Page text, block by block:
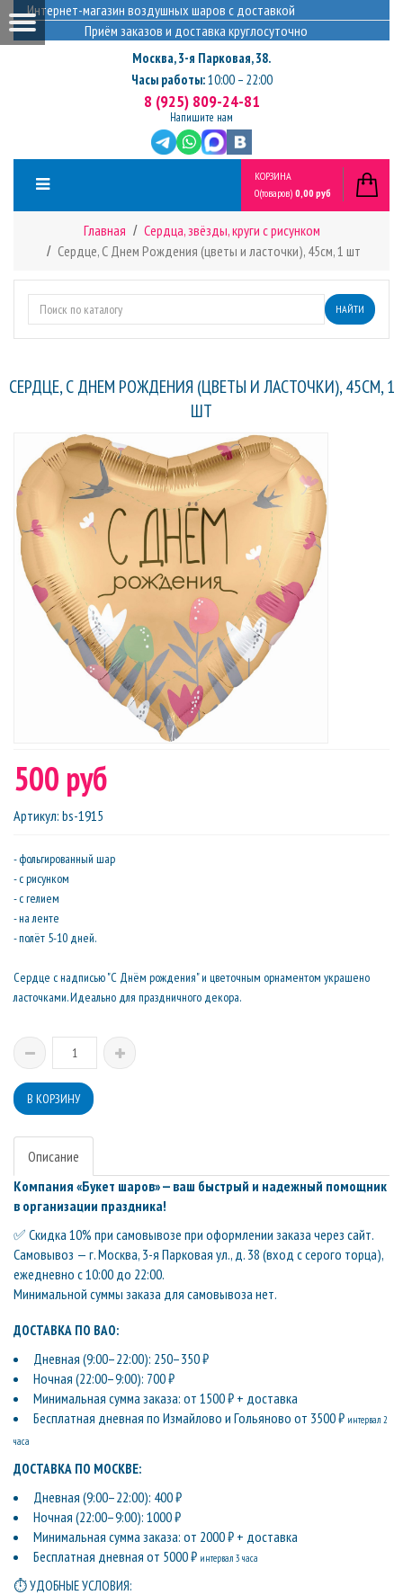
Интернет-магазин воздушных шаров с доставкой
Приём заказов и доставка круглосуточно
Москва,3-я Парковая, 38.
Часы работы:10:00 – 22:00
8 (925) 809-24-81
Напишите нам
КОРЗИНА
0(товаров) 0,00 руб
Главная
Сердца, звёзды, круги с рисунком
Сердце, С Днем Рождения (цветы и ласточки), 45см, 1 шт
НАЙТИ
СЕРДЦЕ, С ДНЕМ РОЖДЕНИЯ (ЦВЕТЫ И ЛАСТОЧКИ), 45СМ, 1
ШТ
500 руб
Артикул: bs-1915
- фольгированный шар
- с рисунком
- с гелием
- на ленте
- полёт 5-10 дней.
Сердце с надписью "С Днём рождения" и цветочным орнаментом украшено
ласточками. Идеально для праздничного декора.
Описание
Компания «Букет шаров» — ваш быстрый и надежный помощник
в организации праздника!
✅ Скидка 10% при самовывозе при оформлении заказа через сайт.
Самовывоз — г. Москва, 3-я Парковая ул., д. 38 (вход с серого торца),
ежедневно с 10:00 до 22:00.
Минимальной суммы заказа для самовывоза нет.
ДОСТАВКА ПО ВАО:
Дневная (9:00–22:00): 250–350 ₽
Ночная (22:00–9:00): 700 ₽
Минимальная сумма заказа: от 1500 ₽ + доставка
Бесплатная дневная по Измайлово и Гольяново от 3500 ₽ интервал 2
часа
ДОСТАВКА ПО МОСКВЕ:
Дневная (9:00–22:00): 400 ₽
Ночная (22:00–9:00): 1000 ₽
Минимальная сумма заказа: от 2000 ₽ + доставка
Бесплатная дневная от 5000 ₽ интервал 3 часа
⏱ УДОБНЫЕ УСЛОВИЯ: